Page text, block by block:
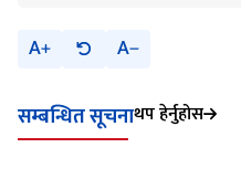
A A
सम्बन्धित सूचनाथप हेर्नुहोस